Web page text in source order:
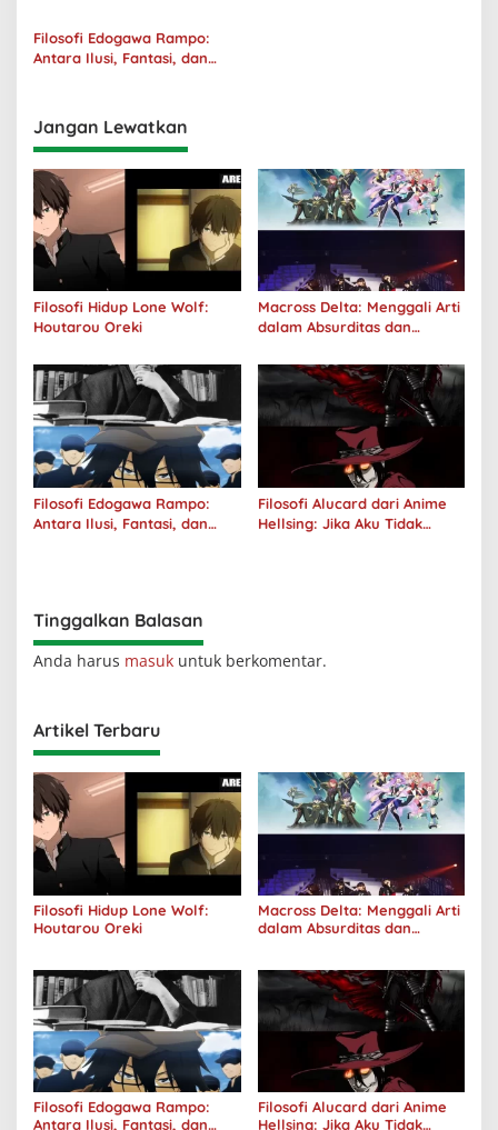
Filosofi Edogawa Rampo:
Antara Ilusi, Fantasi, dan
Jangan Lewatkan
Filosofi Hidup Lone Wolf:
Houtarou Oreki
Macross Delta: Menggali Arti
dalam Absurditas dan
Filosofi Edogawa Rampo:
Antara Ilusi, Fantasi, dan
Filosofi Alucard dari Anime
Hellsing: Jika Aku Tidak
Tinggalkan Balasan
Anda harus masuk untuk berkomentar.
Artikel Terbaru
Filosofi Hidup Lone Wolf:
Houtarou Oreki
Macross Delta: Menggali Arti
dalam Absurditas dan
Filosofi Edogawa Rampo:
Antara Ilusi, Fantasi, dan
Filosofi Alucard dari Anime
Hellsing: Jika Aku Tidak